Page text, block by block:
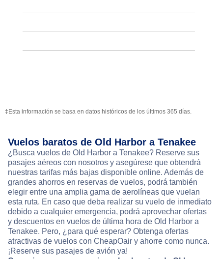
‡Esta información se basa en datos históricos de los últimos 365 días.
Vuelos baratos de Old Harbor a Tenakee
¿Busca vuelos de Old Harbor a Tenakee? Reserve sus
pasajes aéreos con nosotros y asegúrese que obtendrá
nuestras tarifas más bajas disponible online. Además de
grandes ahorros en reservas de vuelos, podrá también
elegir entre una amplia gama de aerolíneas que vuelan
esta ruta. En caso que deba realizar su vuelo de inmediato
debido a cualquier emergencia, podrá aprovechar ofertas
y descuentos en vuelos de última hora de Old Harbor a
Tenakee. Pero, ¿para qué esperar? Obtenga ofertas
atractivas de vuelos con CheapOair y ahorre como nunca.
¡Reserve sus pasajes de avión ya!